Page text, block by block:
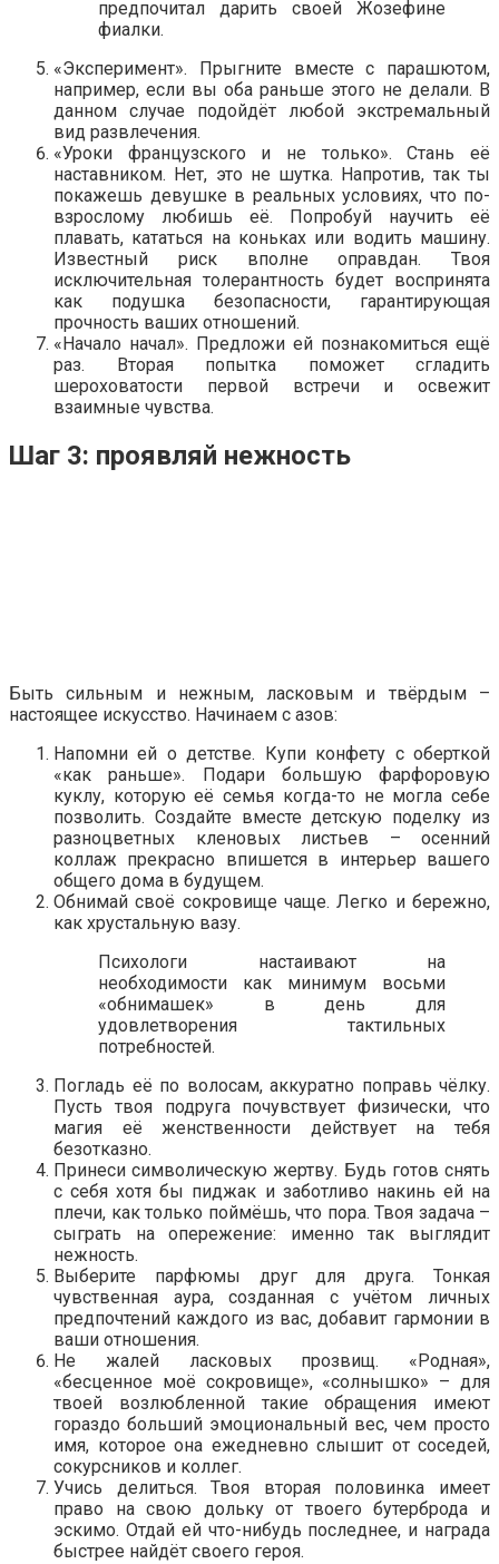
предпочитал дарить своей Жозефине
фиалки.
«Эксперимент». Прыгните вместе с парашютом,
например, если вы оба раньше этого не делали. В
данном случае подойдёт любой экстремальный
вид развлечения.
«Уроки французского и не только». Стань её
наставником. Нет, это не шутка. Напротив, так ты
покажешь девушке в реальных условиях, что по-
взрослому любишь её. Попробуй научить её
плавать, кататься на коньках или водить машину.
Известный риск вполне оправдан. Твоя
исключительная толерантность будет воспринята
как подушка безопасности, гарантирующая
прочность ваших отношений.
«Начало начал». Предложи ей познакомиться ещё
раз. Вторая попытка поможет сгладить
шероховатости первой встречи и освежит
взаимные чувства.
Шаг 3: проявляй нежность
Быть сильным и нежным, ласковым и твёрдым –
настоящее искусство. Начинаем с азов:
Напомни ей о детстве. Купи конфету с оберткой
«как раньше». Подари большую фарфоровую
куклу, которую её семья когда-то не могла себе
позволить. Создайте вместе детскую поделку из
разноцветных кленовых листьев – осенний
коллаж прекрасно впишется в интерьер вашего
общего дома в будущем.
Обнимай своё сокровище чаще. Легко и бережно,
как хрустальную вазу.
Психологи настаивают на
необходимости как минимум восьми
«обнимашек» в день для
удовлетворения тактильных
потребностей.
Погладь её по волосам, аккуратно поправь чёлку.
Пусть твоя подруга почувствует физически, что
магия её женственности действует на тебя
безотказно.
Принеси символическую жертву. Будь готов снять
с себя хотя бы пиджак и заботливо накинь ей на
плечи, как только поймёшь, что пора. Твоя задача –
сыграть на опережение: именно так выглядит
нежность.
Выберите парфюмы друг для друга. Тонкая
чувственная аура, созданная с учётом личных
предпочтений каждого из вас, добавит гармонии в
ваши отношения.
Не жалей ласковых прозвищ. «Родная»,
«бесценное моё сокровище», «солнышко» – для
твоей возлюбленной такие обращения имеют
гораздо больший эмоциональный вес, чем просто
имя, которое она ежедневно слышит от соседей,
сокурсников и коллег.
Учись делиться. Твоя вторая половинка имеет
право на свою дольку от твоего бутерброда и
эскимо. Отдай ей что-нибудь последнее, и награда
быстрее найдёт своего героя.